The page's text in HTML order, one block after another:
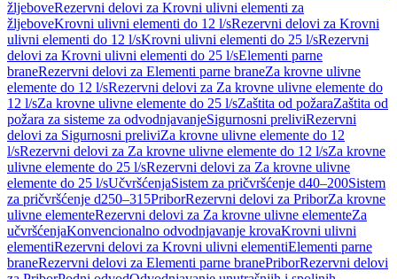
žljeboveRezervni delovi za Krovni ulivni elementi za
žljeboveKrovni ulivni elementi do 12 l/sRezervni delovi za Krovni
ulivni elementi do 12 l/sKrovni ulivni elementi do 25 l/sRezervni
delovi za Krovni ulivni elementi do 25 l/sElementi parne
braneRezervni delovi za Elementi parne braneZa krovne ulivne
elemente do 12 l/sRezervni delovi za Za krovne ulivne elemente do
12 l/sZa krovne ulivne elemente do 25 l/sZaštita od požaraZaštita od
požara za sisteme za odvodnjavanjeSigurnosni preliviRezervni
delovi za Sigurnosni preliviZa krovne ulivne elemente do 12
l/sRezervni delovi za Za krovne ulivne elemente do 12 l/sZa krovne
ulivne elemente do 25 l/sRezervni delovi za Za krovne ulivne
elemente do 25 l/sUčvršćenjaSistem za pričvršćenje d40–200Sistem
za pričvršćenje d250–315PriborRezervni delovi za PriborZa krovne
ulivne elementeRezervni delovi za Za krovne ulivne elementeZa
učvršćenjaKonvencionalno odvodnjavanje krovaKrovni ulivni
elementiRezervni delovi za Krovni ulivni elementiElementi parne
braneRezervni delovi za Elementi parne branePriborRezervni delovi